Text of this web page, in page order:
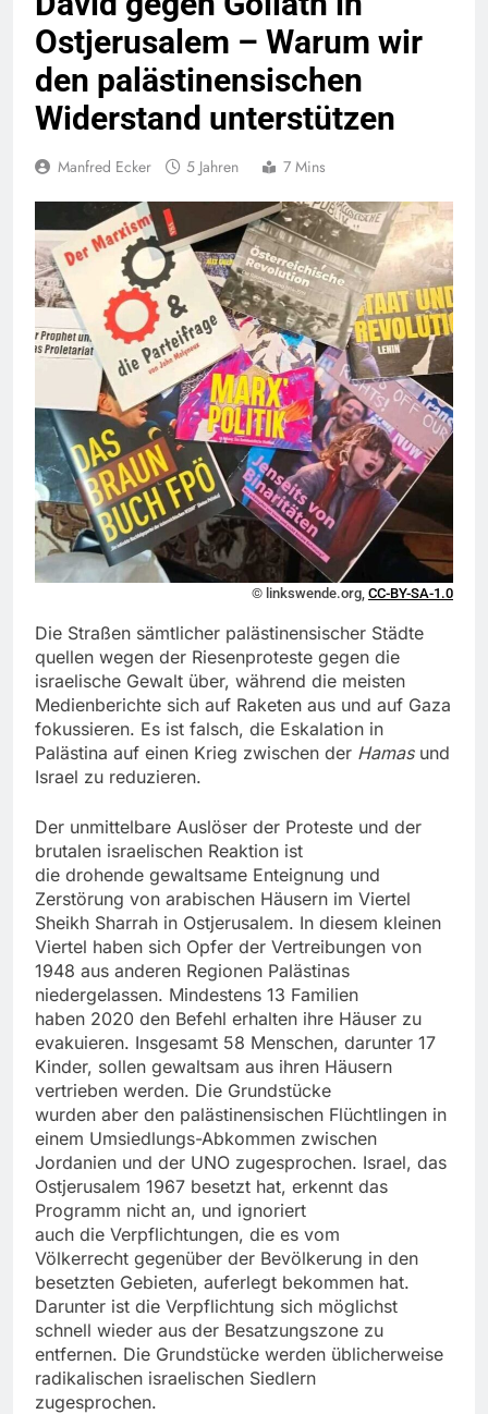
Ostjerusalem – Warum wir
den palästinensischen
Widerstand unterstützen
Manfred Ecker 5 Jahren 7 Mins
© linkswende.org, CC-BY-SA-1.0
Die Straßen sämtlicher palästinensischer Städte
quellen wegen der Riesenproteste gegen die
israelische Gewalt über, während die meisten
Medienberichte sich auf Raketen aus und auf Gaza
fokussieren. Es ist falsch, die Eskalation in
Palästina auf einen Krieg zwischen der Hamasund
Israel zu reduzieren.
Der unmittelbare Auslöser der Proteste und der
brutalen israelischen Reaktion ist
die drohende gewaltsame Enteignung und
Zerstörung von arabischen Häusern im Viertel
Sheikh Sharrah in Ostjerusalem. In diesem kleinen
Viertel haben sich Opfer der Vertreibungen von
1948 aus anderen Regionen Palästinas
niedergelassen. Mindestens 13 Familien
haben 2020 den Befehl erhalten ihre Häuser zu
evakuieren. Insgesamt 58 Menschen, darunter 17
Kinder, sollen gewaltsam aus ihren Häusern
vertrieben werden. Die Grundstücke
wurden aber den palästinensischen Flüchtlingen in
einem Umsiedlungs-Abkommen zwischen
Jordanien und der UNO zugesprochen. Israel, das
Ostjerusalem 1967 besetzt hat, erkennt das
Programm nicht an, und ignoriert
auch die Verpflichtungen, die es vom
Völkerrecht gegenüber der Bevölkerung in den
besetzten Gebieten, auferlegt bekommen hat.
Darunter ist die Verpflichtung sich möglichst
schnell wieder aus der Besatzungszone zu
entfernen. Die Grundstücke werden üblicherweise
radikalischen israelischen Siedlern
zugesprochen.